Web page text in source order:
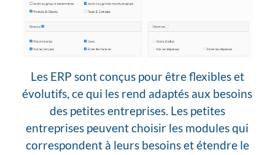
Les ERP sont conçus pour être flexibles et
évolutifs, ce qui les rend adaptés aux besoins
des petites entreprises. Les petites
entreprises peuvent choisir les modules qui
correspondent à leurs besoins et étendre le